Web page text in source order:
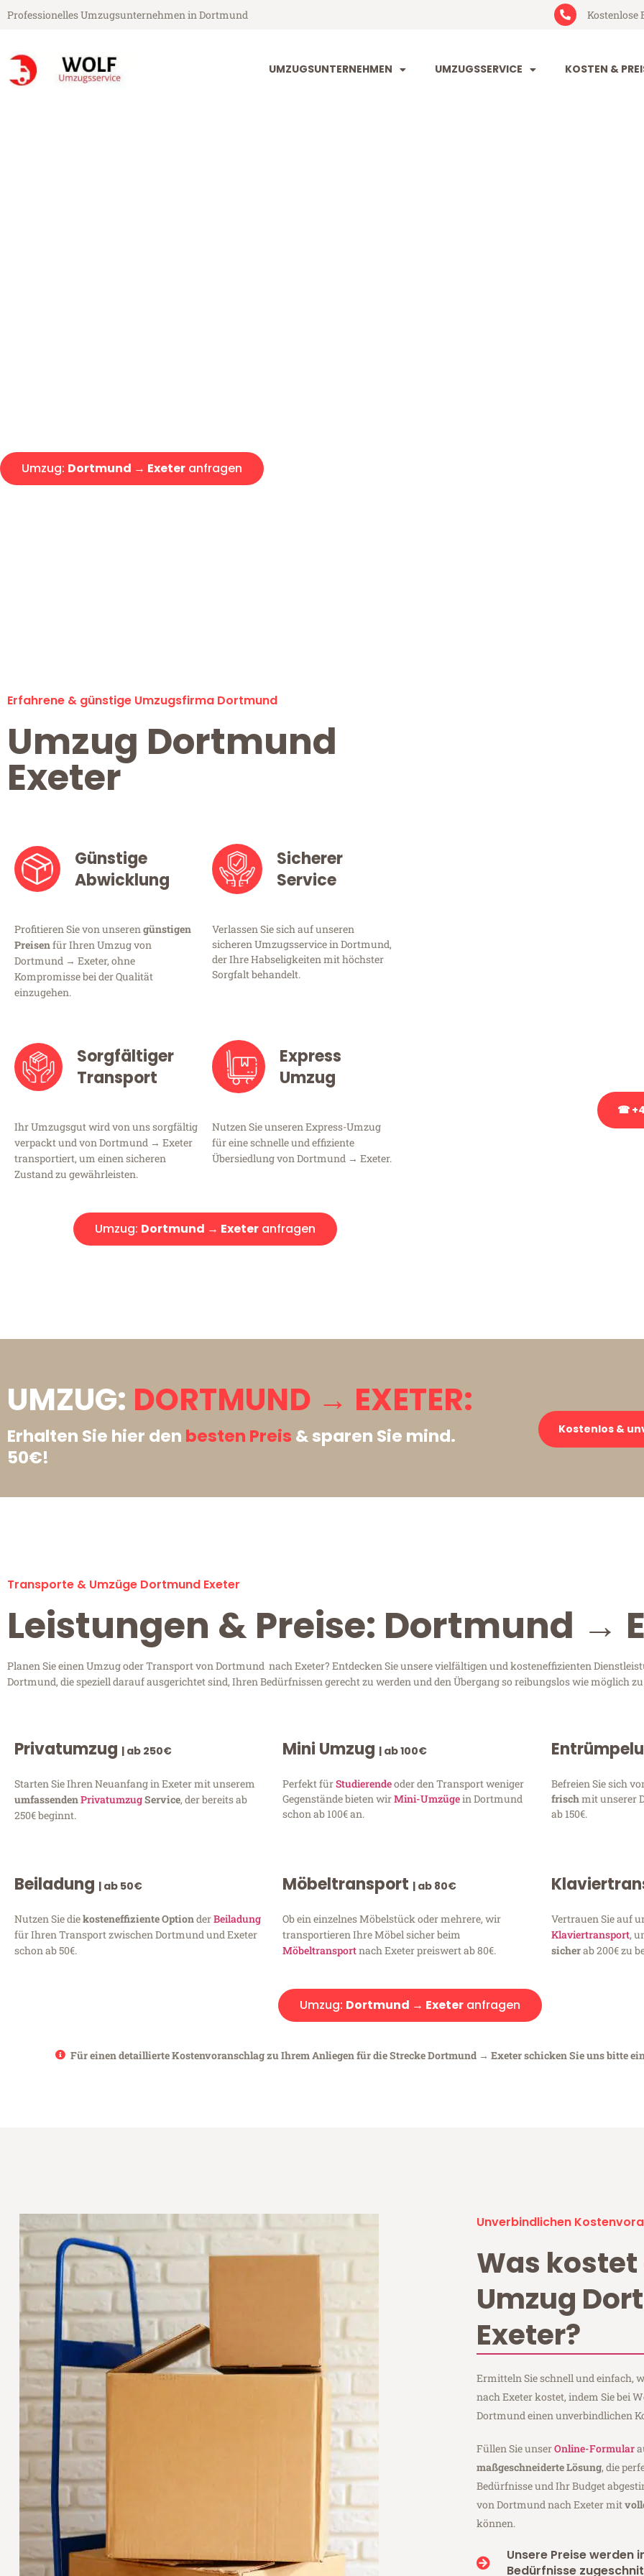
Professionelles Umzugsunternehmen in Dortmund Kostenlose
UMZUGSUNTERNEHMEN UMZUGSSERVICE KOSTEN &
Umzug: Dortmund → Exeter anfragen
Erfahrene & günstige Umzugsfirma Dortmund
Umzug Dortmund
Exeter
Günstige
Abwicklung
Profitieren Sie von unserengünstigen
Preisenfür Ihren Umzug von
Dortmund → Exeter, ohne
Kompromisse bei der Qualität
einzugehen.
Sicherer
Service
Verlassen Sie sich auf unseren
sicheren Umzugsservice in Dortmund,
der Ihre Habseligkeiten mit höchster
Sorgfalt behandelt.
Sorgfältiger
Transport
Ihr Umzugsgut wird von uns sorgfältig
verpackt und von Dortmund → Exeter
transportiert, um einen sicheren
Zustand zu gewährleisten.
Express
Umzug
Nutzen Sie unseren Express-Umzug
für eine schnelle und effiziente
Übersiedlung von Dortmund → Exeter.
Umzug: Dortmund → Exeteranfragen
☎
UMZUG: DORTMUND → EXETER:
Erhalten Sie hier den besten Preis & sparen Sie mind.
50€!
Kostenlos &
Transporte & Umzüge Dortmund Exeter
Leistungen & Preise: Dortmund →
Planen Sie einen Umzug oder Transport von Dortmund nach Exeter? Entdecken Sie unsere vielfältigen und kosteneffizienten
Dortmund, die speziell darauf ausgerichtet sind, Ihren Bedürfnissen gerecht zu werden und den Übergang so reibungslos wie möglich
Privatumzug | ab 250€
Starten Sie Ihren Neuanfang in Exeter mit unserem
umfassendenPrivatumzugService, der bereits ab
250€ beginnt.
Mini Umzug | ab 100€
Perfekt fürStudierendeoder den Transport weniger
Gegenstände bieten wirMini-Umzügein Dortmund
schon ab 100€ an.
Befreien Sie sich
frischmit unserer
ab 150€.
Beiladung | ab 50€
Nutzen Sie diekosteneffiziente OptionderBeiladung
für Ihren Transport zwischen Dortmund und Exeter
schon ab 50€.
Möbeltransport | ab 80€
Ob ein einzelnes Möbelstück oder mehrere, wir
transportieren Ihre Möbel sicher beim
Möbeltransportnach Exeter preiswert ab 80€.
Vertrauen Sie auf
Klaviertransport,
sicherab 200€ zu
Umzug: Dortmund → Exeteranfragen
Für einen detaillierte Kostenvoranschlag zu Ihrem Anliegen für die Strecke Dortmund → Exeter schicken Sie uns bitte
Unverbindlichen
Was kostet
Umzug
Exeter?
Ermitteln Sie schnell und einfach,
nach Exeter kostet, indem Sie bei
Dortmund einen unverbindlichen
Füllen Sie unserOnline-Formular
maßgeschneiderte Lösung, die
Bedürfnisse und Ihr Budget
von Dortmund nach Exeter mit
können.
Unsere Preise werden
Bedürfnisse